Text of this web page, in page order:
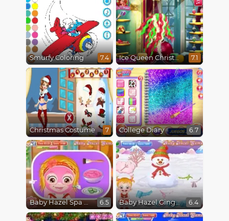
Smurfy Coloring 7.4 Ice Queen Christmas Real Haircuts 7.1
Christmas Costume 7 College Diary 6.7
Baby Hazel Spa Makeover 6.5 Baby Hazel Gingerbread House 6.4